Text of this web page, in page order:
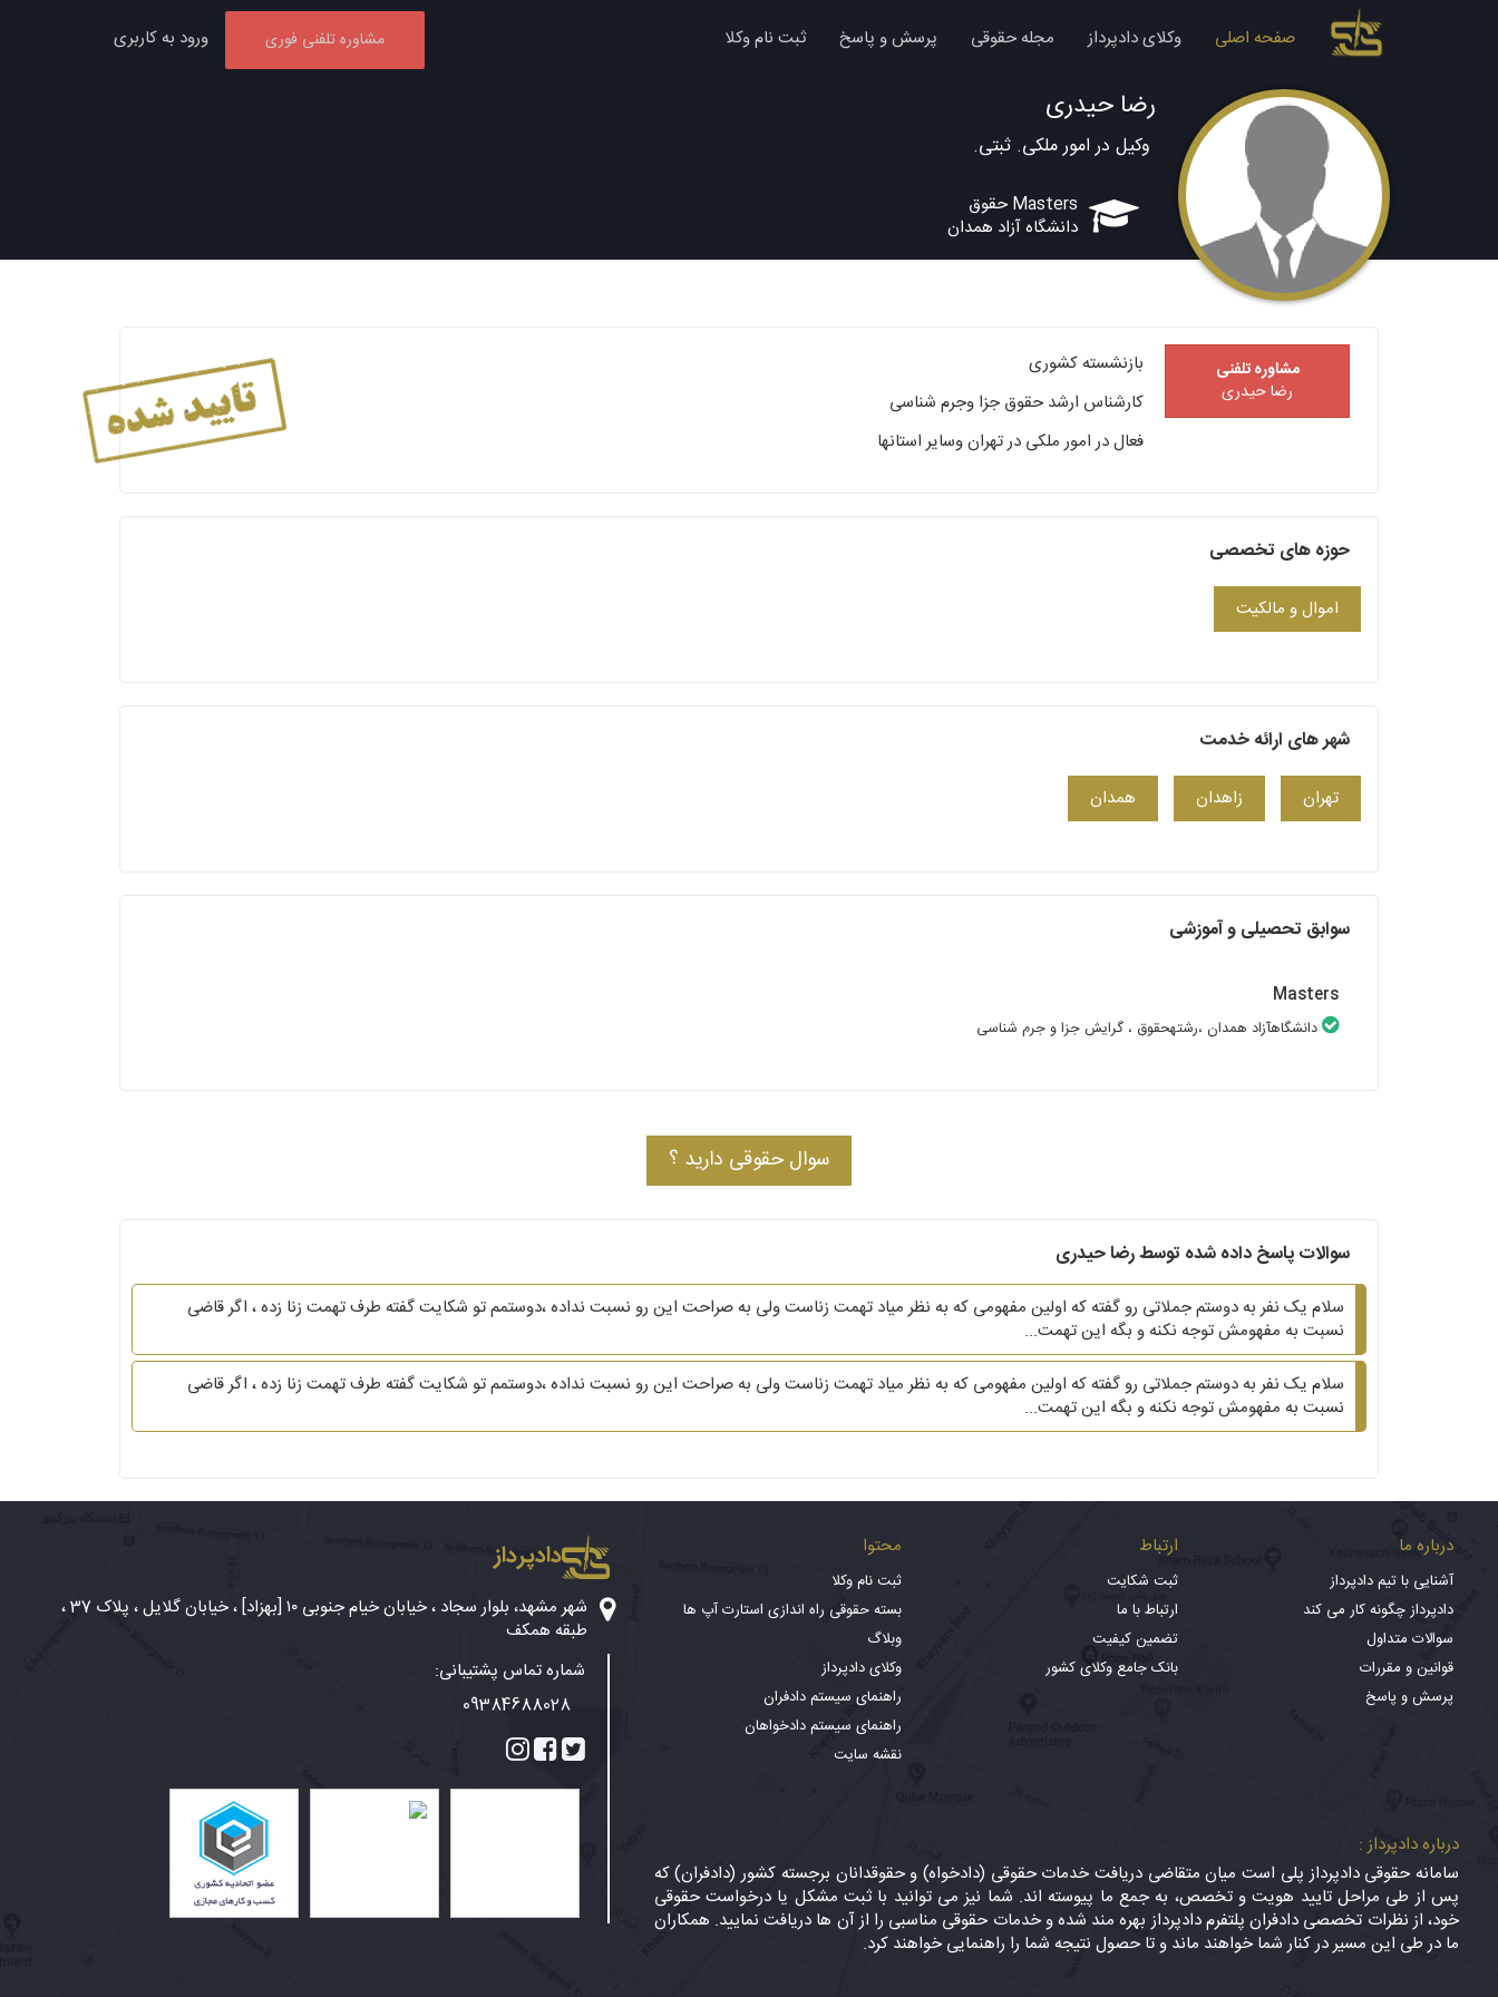
صفحه اصلی وکلای دادپرداز مجله حقوقی پرسش و پاسخ ثبت نام وکلا مشاوره تلفنی فوری ورود به کاربری
رضا حیدری
وکیل در امور ملکی. ثبتی.
Masters حقوق
دانشگاه آزاد همدان
مشاوره تلفنی
رضا حیدری
بازنشسته کشوری
کارشناس ارشد حقوق جزا وجرم شناسی
فعال در امور ملکی در تهران وسایر استانها
حوزه های تخصصی
اموال و مالکیت
شهر های ارائه خدمت
تهران زاهدان همدان
سوابق تحصیلی و آموزشی
Masters
دانشگاهآزاد همدان ،رشتهحقوق ، گرایش جزا و جرم شناسی
سوال حقوقی دارید ؟
سوالات پاسخ داده شده توسط رضا حیدری
سلام یک نفر به دوستم جملاتی رو گفته که اولین مفهومی که به نظر میاد تهمت زناست ولی به صراحت این رو نسبت نداده ،دوستمم تو شکایت گفته طرف تهمت زنا زده ، اگر قاضی
نسبت به مفهومش توجه نکنه و بگه این تهمت...
سلام یک نفر به دوستم جملاتی رو گفته که اولین مفهومی که به نظر میاد تهمت زناست ولی به صراحت این رو نسبت نداده ،دوستمم تو شکایت گفته طرف تهمت زنا زده ، اگر قاضی
نسبت به مفهومش توجه نکنه و بگه این تهمت...
درباره ما
آشنایی با تیم دادپرداز
دادپرداز چگونه کار می کند
سوالات متداول
قوانین و مقررات
پرسش و پاسخ
ارتباط
ثبت شکایت
ارتباط با ما
تضمین کیفیت
بانک جامع وکلای کشور
محتوا
ثبت نام وکلا
بسته حقوقی راه اندازی استارت آپ ها
وبلاگ
وکلای دادپرداز
راهنمای سیستم دادفران
راهنمای سیستم دادخواهان
نقشه سایت
درباره دادپرداز :
سامانه حقوقی دادپرداز پلی است میان متقاضی دریافت خدمات حقوقی (دادخواه) و حقوقدانان برجسته کشور (دادفران) که
پس از طی مراحل تایید هویت و تخصص، به جمع ما پیوسته اند. شما نیز می توانید با ثبت مشکل یا درخواست حقوقی
خود، از نظرات تخصصی دادفران پلتفرم دادپرداز بهره مند شده و خدمات حقوقی مناسبی را از آن ها دریافت نمایید. همکاران
ما در طی این مسیر در کنار شما خواهند ماند و تا حصول نتیجه شما را راهنمایی خواهند کرد.
دادپرداز
شهر مشهد، بلوار سجاد ، خیابان خیام جنوبی ۱۰ [بهزاد] ، خیابان گلایل ، پلاک 37 ،
طبقه همکف
شماره تماس پشتیبانی:
09384688028